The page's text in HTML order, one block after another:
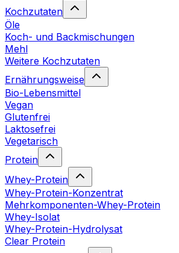
Kochzutaten
Öle
Koch- und Backmischungen
Mehl
Weitere Kochzutaten
Ernährungsweise
Bio-Lebensmittel
Vegan
Glutenfrei
Laktosefrei
Vegetarisch
Protein
Whey-Protein
Whey-Protein-Konzentrat
Mehrkomponenten-Whey-Protein
Whey-Isolat
Whey-Protein-Hydrolysat
Clear Protein